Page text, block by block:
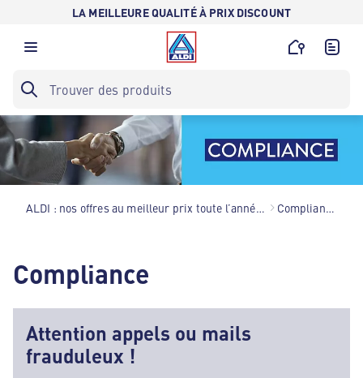
LA MEILLEURE QUALITÉ À PRIX DISCOUNT
ALDI : nos offres au meilleur prix toute l’année ! Compliance
Compliance
Attention appels ou mails
frauduleux !